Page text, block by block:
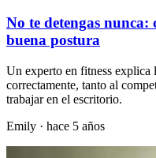
No te detengas
buena postura
Un experto en fitness explica
correctamente, tanto al
trabajar en el escritorio.
Emily · hace 5 años